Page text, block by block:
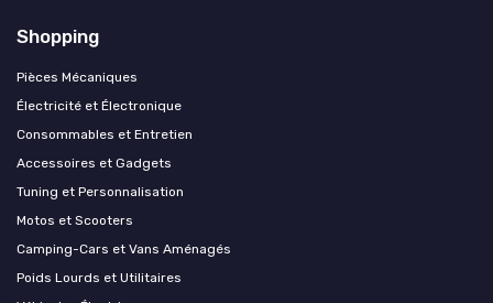
Shopping
Pièces Mécaniques
Électricité et Électronique
Consommables et Entretien
Accessoires et Gadgets
Tuning et Personnalisation
Motos et Scooters
Camping-Cars et Vans Aménagés
Poids Lourds et Utilitaires